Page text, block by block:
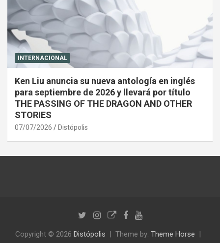
INTERNACIONAL
Ken Liu anuncia su nueva antología en inglés
para septiembre de 2026 y llevará por título
THE PASSING OF THE DRAGON AND OTHER
STORIES
07/07/2026 Distópolis
Copyright © 2026 Distópolis Theme by: Theme Horse